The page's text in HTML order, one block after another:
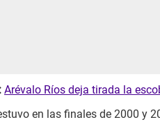
Arévalo Ríos deja tirada la
en las finales de 2000 y